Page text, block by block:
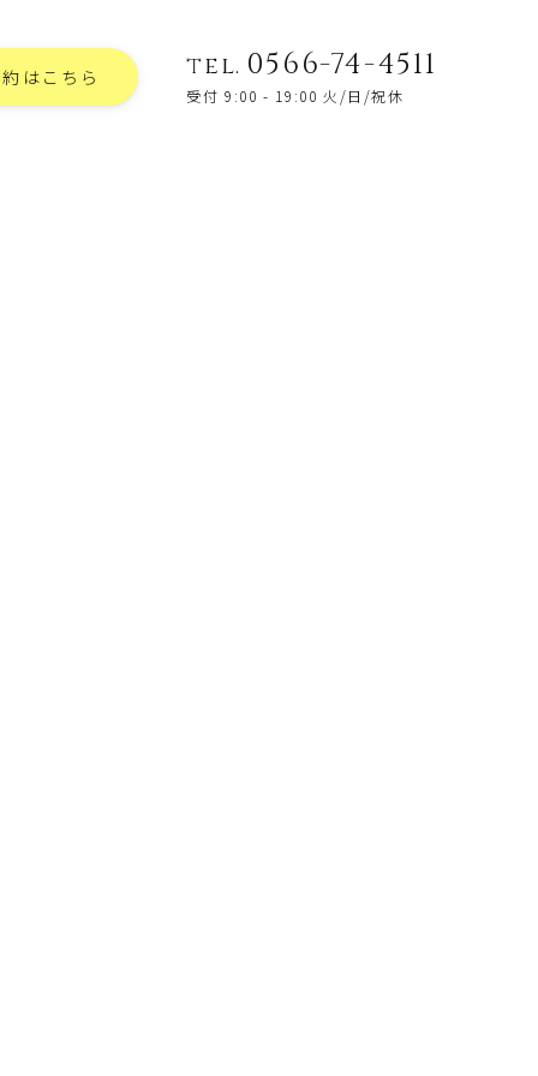
はこちら tel. 0566-74-4511
受付 9:00 - 19:00 火/日/祝休